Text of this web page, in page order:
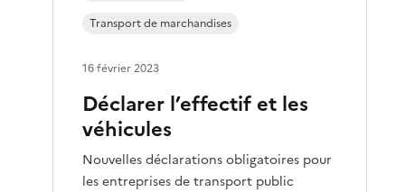
Déclarer l’effectif et les
véhicules
Nouvelles déclarations obligatoires pour
les entreprises de transport public
Transport de marchandises
16 février 2023